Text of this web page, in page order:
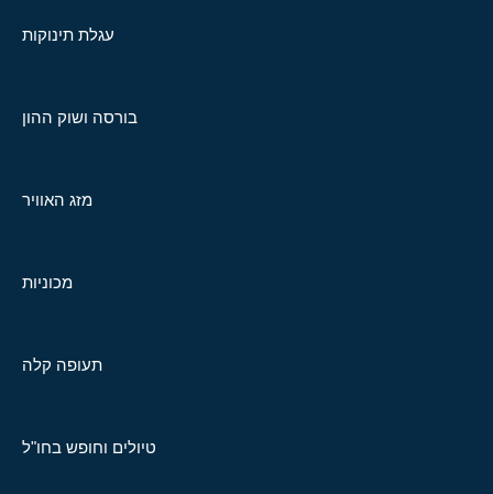
עגלת תינוקות
בורסה ושוק ההון
מזג האוויר
מכוניות
תעופה קלה
טיולים וחופש בחו"ל